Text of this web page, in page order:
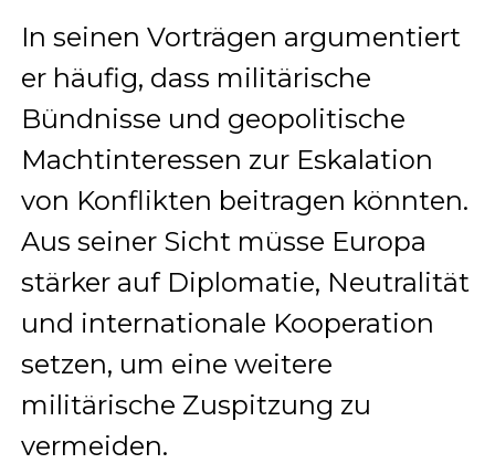
In seinen Vorträgen argumentiert
er häufig, dass militärische
Bündnisse und geopolitische
Machtinteressen zur Eskalation
von Konflikten beitragen könnten.
Aus seiner Sicht müsse Europa
stärker auf Diplomatie, Neutralität
und internationale Kooperation
setzen, um eine weitere
militärische Zuspitzung zu
vermeiden.